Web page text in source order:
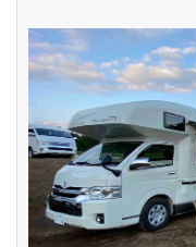
貸し出しオプショ
ン充実
試乗プラン有り
学割